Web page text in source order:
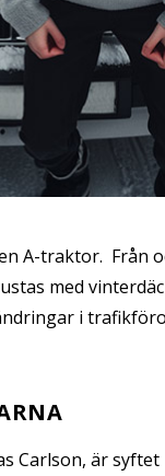
A-traktor. Från
med
i
Carlson, är syftet